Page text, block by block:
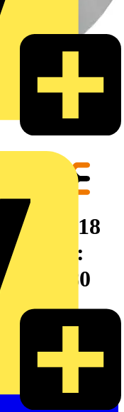
18
-30...80